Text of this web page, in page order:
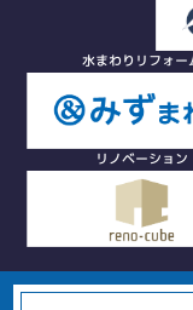
水まわりリフォー
リノベーション